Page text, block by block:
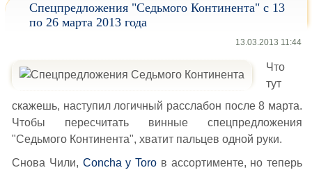
Спецпредложения "Седьмого Континента" с 13
по 26 марта 2013 года
13.03.2013 11:44
Что
тут
скажешь, наступил логичный расслабон после 8 марта.
Чтобы пересчитать винные спецпредложения
"Седьмого Континента", хватит пальцев одной руки.
Снова Чили, Concha y Toro в ассортименте, но теперь